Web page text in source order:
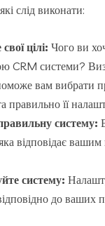
слід виконати:
цілі: Чого ви
CRM системи?
вам вибрати
правильно її
систему:
відповідає
систему:
до ваших